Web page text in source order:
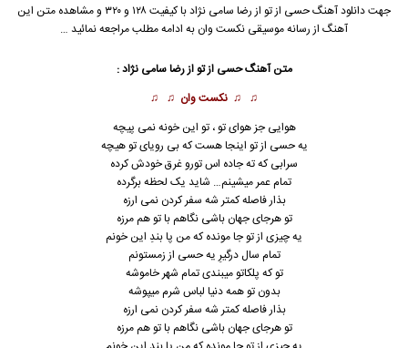
جهت دانلود آهنگ حسی از تو از رضا سامی نژاد با کیفیت ۱۲۸ و ۳۲۰ و مشاهده متن این
آهنگ از رسانه موسیقی نکست وان به ادامه مطلب مراجعه نمائید …
متن آهنگ حسی از تو از رضا سامی نژاد :
♫ ♫ نکست وان ♫ ♫
هوایی جز هوای تو ، تو این خونه نمی پیچه
یه حسی از تو اینجا هست که بی رویای تو هیچه
سرابی که ته جاده اس تورو غرق خودش کرده
تمام عمر میشینم… شاید یک لحظه برگرده
بذار فاصله کمتر شه سفر کردن نمی ارزه
تو هرجای جهان باشی نگاهم با تو هم مرزه
یه چیزی از تو جا مونده که من پا بندِ این خونم
تمام سال درگیرِ یه حسی از زمستونم
تو که پلکاتو میبندی تمام شهر خاموشه
بدون تو همه دنیا لباس شرم میپوشه
بذار فاصله کمتر شه سفر کردن نمی ارزه
تو هرجای جهان باشی نگاهم با تو هم مرزه